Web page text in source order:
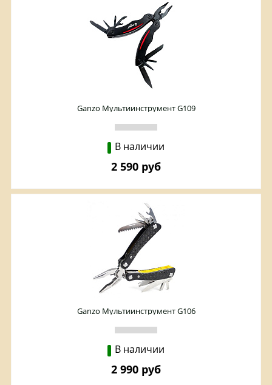
Ganzo Мультиинструмент G109
В наличии
2 590 руб
Ganzo Мультиинструмент G106
В наличии
2 990 руб